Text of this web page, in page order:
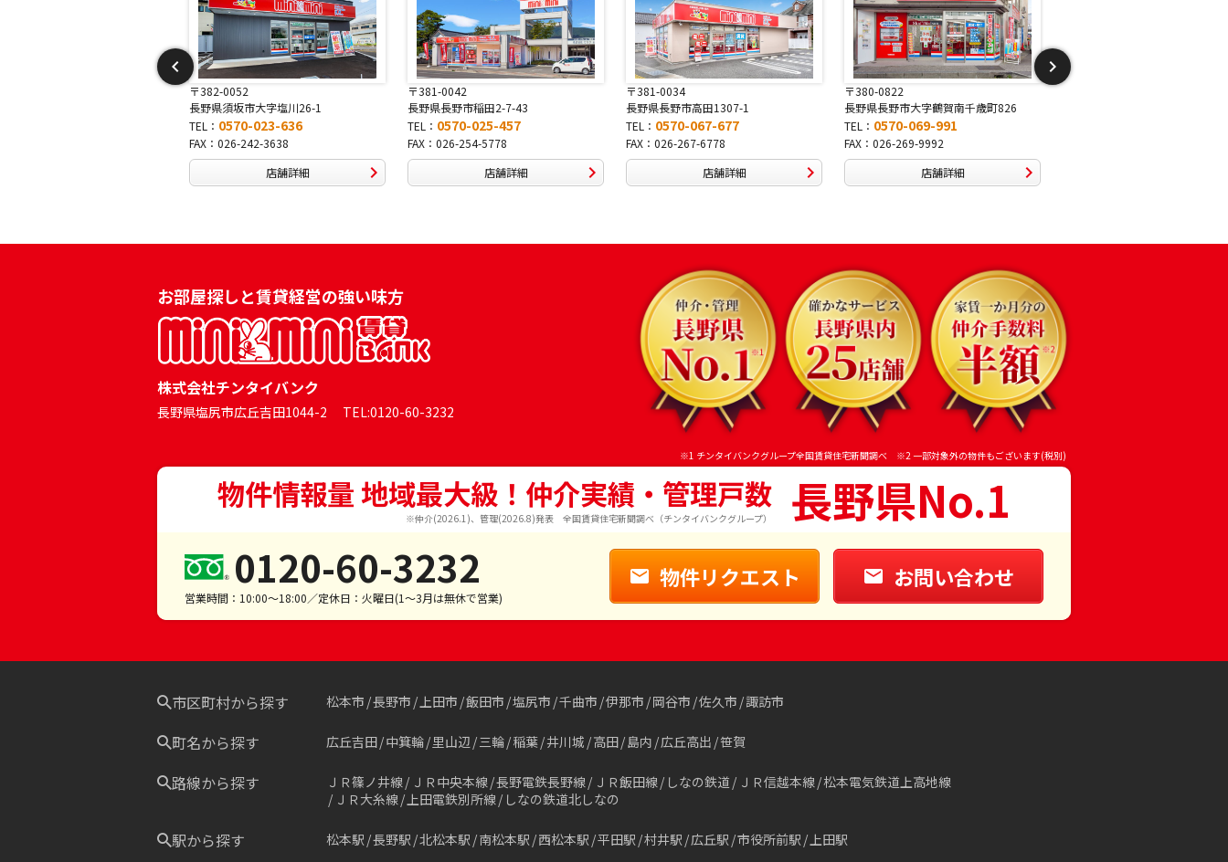
〒381-0042
長野県長野市稲田2-7-43
TEL：0570-025-457
FAX：026-254-5778
店舗詳細
〒381-0034
長野県長野市高田1307-1
TEL：0570-067-677
FAX：026-267-6778
店舗詳細
〒380-0822
長野県長野市大字鶴賀南千歳町826
TEL：0570-069-991
FAX：026-269-9992
店舗詳細
〒381-2243
長野県長野市稲里1-5-25
TEL：0570-067-878
FAX：026-286-7888
店舗詳細
お部屋探しと賃貸経営の強い味方
株式会社チンタイバンク
長野県塩尻市広丘吉田1044-2 TEL:0120-60-3232
※1 チンタイバンクグループ全国賃貸住宅新聞調べ ※2 一部対象外の物件もございます(税別)
物件情報量 地域最大級！仲介実績・管理戸数
※仲介(2026.1)、管理(2026.8)発表 全国賃貸住宅新聞調べ（チンタイバンクグループ） 長野県No.1
0120-60-3232
営業時間：10:00～18:00／定休日：火曜日(1～3月は無休で営業)
物件リクエスト お問い合わせ
市区町村から探す 松本市 長野市 上田市 飯田市 塩尻市 千曲市 伊那市 岡谷市 佐久市 諏訪市
町名から探す 広丘吉田 中箕輪 里山辺 三輪 稲葉 井川城 高田 島内 広丘高出 笹賀
路線から探す ＪＲ篠ノ井線 ＪＲ中央本線 長野電鉄長野線 ＪＲ飯田線 しなの鉄道 ＪＲ信越本線 松本電気鉄道上高地線
ＪＲ大糸線 上田電鉄別所線 しなの鉄道北しなの
駅から探す 松本駅 長野駅 北松本駅 南松本駅 西松本駅 平田駅 村井駅 広丘駅 市役所前駅 上田駅